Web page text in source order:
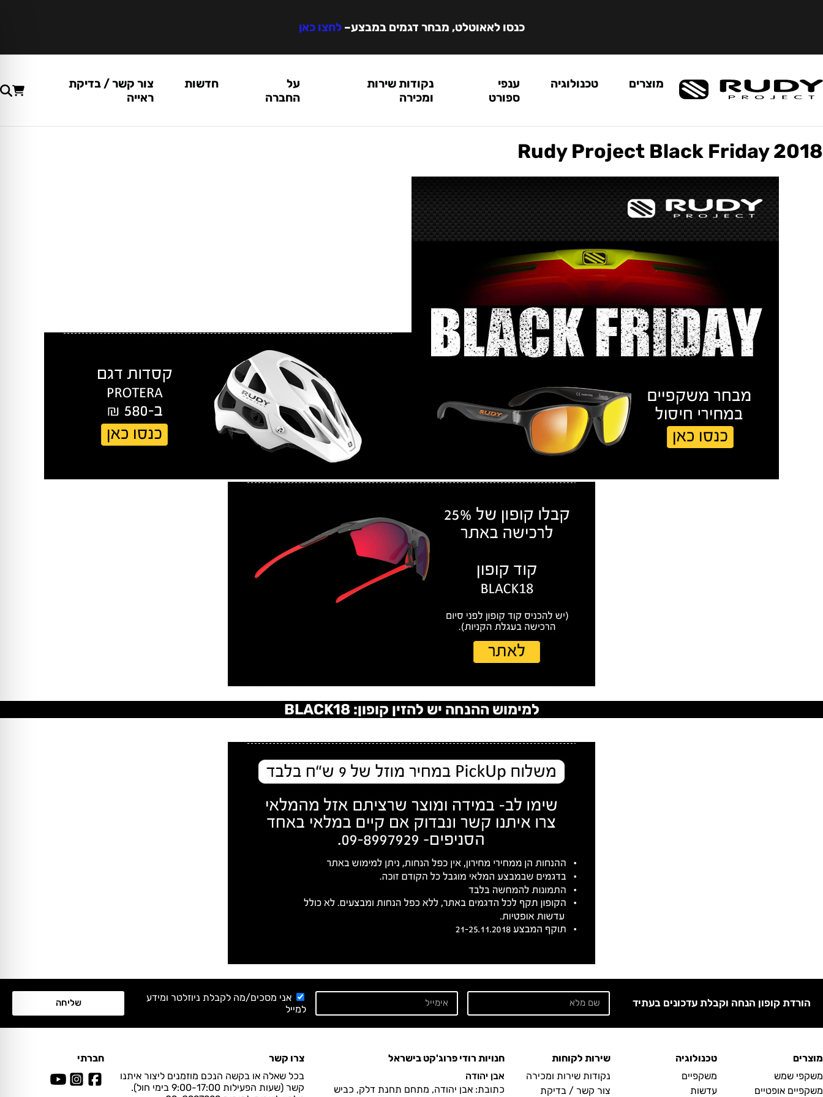
כנסו לאאוטלט, מבחר דגמים במבצע–לחצו כאן
מוצרים טכנולוגיה
ענפי
ספורט
נקודות שירות
ומכירה
על
החברה
חדשות
צור קשר / בדיקת
ראייה
Rudy Project Black Friday 2018
למימוש ההנחה יש להזין קופון: BLACK18
הורדת קופון הנחה וקבלת עדכונים בעתיד
אני מסכים/מה לקבלת ניוזלטר ומידע
למייל
שליחה
מוצרים
משקפי שמש
משקפיים אופטיים
טכנולוגיה
משקפיים
עדשות
שירות לקוחות
נקודות שירות ומכירה
צור קשר / בדיקת
חנויות רודי פרוג'קט בישראל
אבן יהודה
כתובת: אבן יהודה, מתחם תחנת דלק, כביש
צרו קשר
בכל שאלה או בקשה הנכם מוזמנים ליצור איתנו
קשר (שעות הפעילות 9:00-17:00 בימי חול).
חברתי